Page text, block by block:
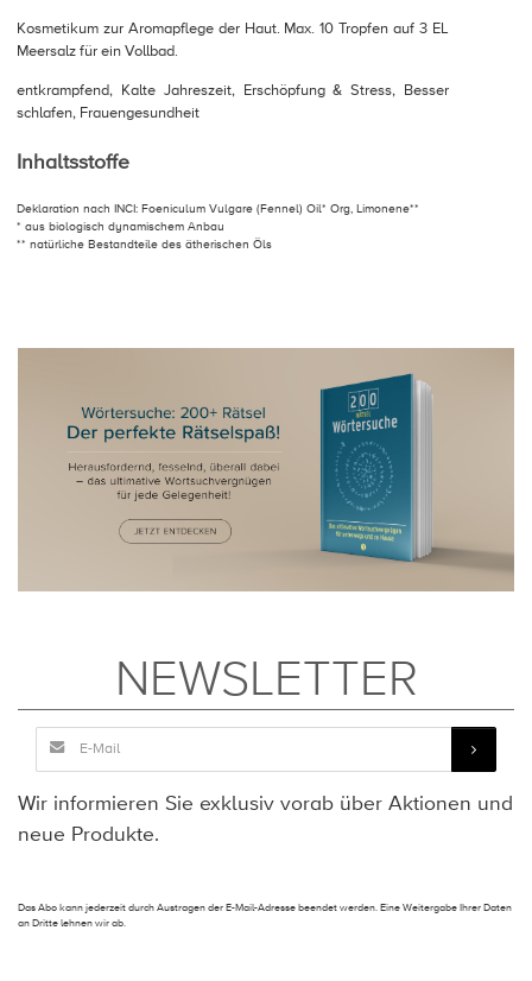
Kosmetikum zur Aromapflege der Haut. Max. 10 Tropfen auf 3 EL
Meersalz für ein Vollbad.
entkrampfend, Kalte Jahreszeit, Erschöpfung & Stress, Besser
schlafen, Frauengesundheit
Inhaltsstoffe
Deklaration nach INCI: Foeniculum Vulgare (Fennel) Oil* Org, Limonene**
* aus biologisch dynamischem Anbau
** natürliche Bestandteile des ätherischen Öls
NEWSLETTER
Wir informieren Sie exklusiv vorab über Aktionen und
neue Produkte.
Das Abo kann jederzeit durch Austragen der E-Mail-Adresse beendet werden. Eine Weitergabe Ihrer Daten
an Dritte lehnen wir ab.